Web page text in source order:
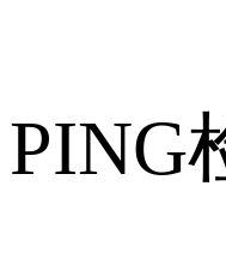
PING